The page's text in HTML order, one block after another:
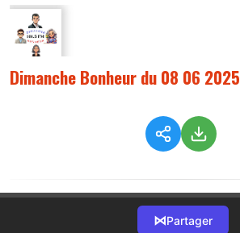
Dimanche Bonheur du 08 06 2025
⋈Partager